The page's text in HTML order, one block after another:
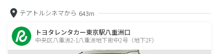
テアトルシネマから 643m
トヨタレンタカー東京駅八重洲口
中央区八重洲2-1八重洲地下街中2号（地下2F）